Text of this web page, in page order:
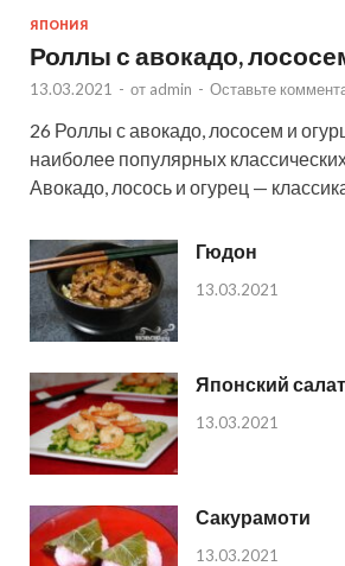
ЯПОНИЯ
Роллы с авокадо,
13.03.2021 - от admin - Оставьте
26 Роллы с авокадо, лососем и
наиболее популярных
Авокадо, лосось и огурец —
Гюдон
13.03.2021
Японский
13.03.2021
Сакурамоти
13.03.2021